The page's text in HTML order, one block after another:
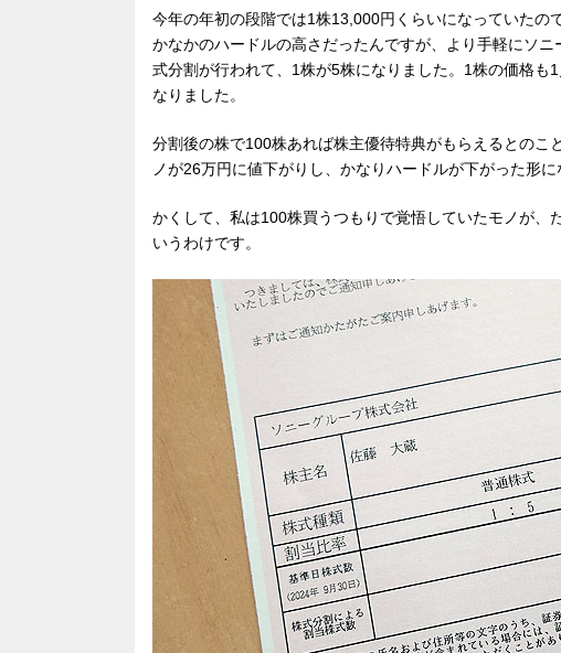
今年の年初の段階では1株13,000円くらいになっていた
かなかのハードルの高さだったんですが、より手軽にソ
式分割が行われて、1株が5株になりました。1株の価格
なりました。
分割後の株で100株あれば株主優待特典がもらえるとの
ノが26万円に値下がりし、かなりハードルが下がった形に
かくして、私は100株買うつもりで覚悟していたモノが、
いうわけです。